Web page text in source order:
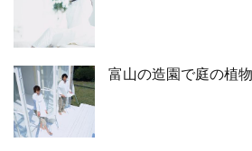
富山の造園で庭の植